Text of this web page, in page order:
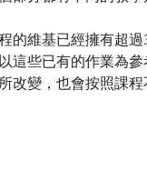
的維基已經擁有超過
這些已有的作業為
改變，也會按照課